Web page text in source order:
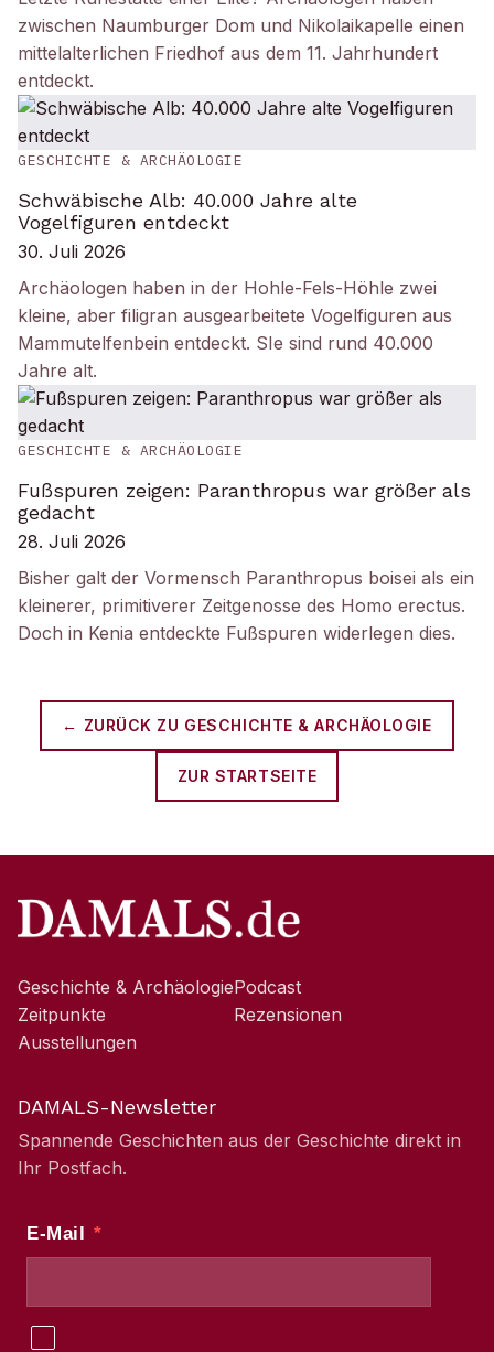
zwischen Naumburger Dom und Nikolaikapelle einen
mittelalterlichen Friedhof aus dem 11. Jahrhundert
entdeckt.
GESCHICHTE & ARCHÄOLOGIE
Schwäbische Alb: 40.000 Jahre alte
Vogelfiguren entdeckt
30. Juli 2026
Archäologen haben in der Hohle-Fels-Höhle zwei
kleine, aber filigran ausgearbeitete Vogelfiguren aus
Mammutelfenbein entdeckt. SIe sind rund 40.000
Jahre alt.
GESCHICHTE & ARCHÄOLOGIE
Fußspuren zeigen: Paranthropus war größer als
gedacht
28. Juli 2026
Bisher galt der Vormensch Paranthropus boisei als ein
kleinerer, primitiverer Zeitgenosse des Homo erectus.
Doch in Kenia entdeckte Fußspuren widerlegen dies.
← ZURÜCK ZU GESCHICHTE & ARCHÄOLOGIE
ZUR STARTSEITE
Geschichte & Archäologie
Zeitpunkte
Ausstellungen
Podcast
Rezensionen
DAMALS-Newsletter
Spannende Geschichten aus der Geschichte direkt in
Ihr Postfach.